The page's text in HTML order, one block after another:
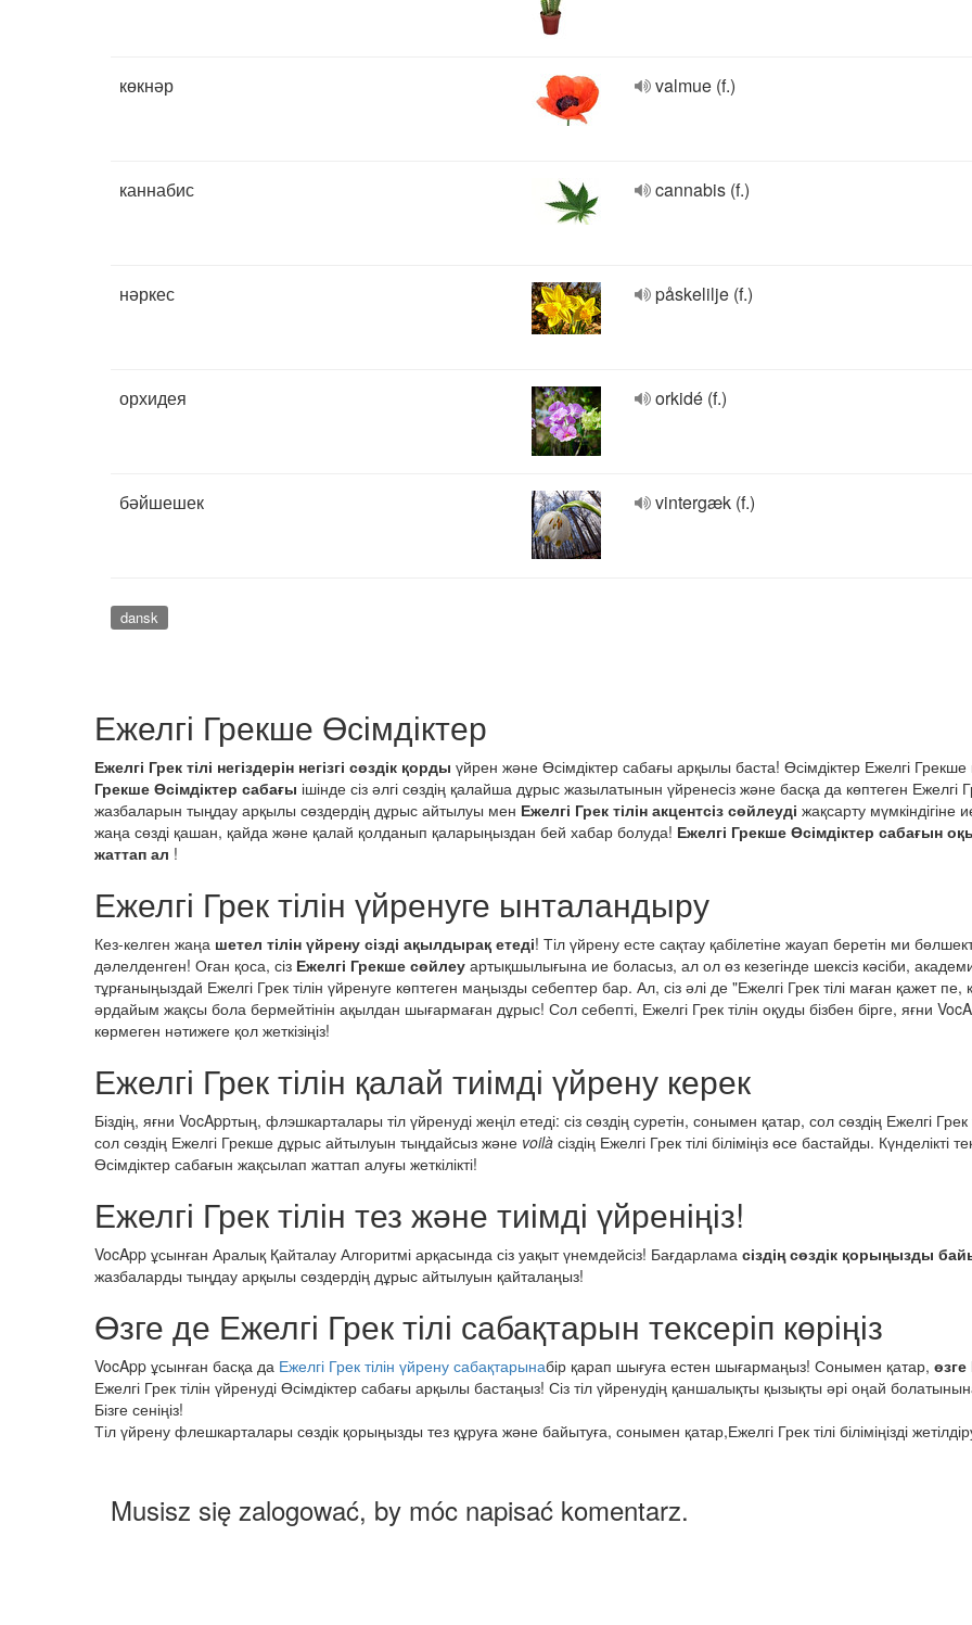
көкнәр valmue (f.)
каннабис cannabis (f.)
нәркес påskelilje (f.)
орхидея orkidé (f.)
бәйшешек vintergæk (f.)
dansk
Ежелгі Грекше Өсімдіктер
Ежелгі Грек тілі негіздерін негізгі сөздік қорды үйрен және Өсімдіктер сабағы арқылы баста! Өсімдіктер Ежелгі
Грекше Өсімдіктер сабағы ішінде сіз әлгі сөздің қалайша дұрыс жазылатынын үйренесіз және басқа да көптеген
жазбаларын тыңдау арқылы сөздердің дұрыс айтылуы мен Ежелгі Грек тілін акцентсіз сөйлеуді жақсарту мүмкіндігіне
жаңа сөзді қашан, қайда және қалай қолданып қаларыңыздан бей хабар болуда! Ежелгі Грекше Өсімдіктер сабағын
жаттап ал !
Ежелгі Грек тілін үйренуге ынталандыру
Кез-келген жаңа шетел тілін үйрену сізді ақылдырақ етеді! Тіл үйрену есте сақтау қабілетіне жауап беретін ми
дәлелденген! Оған қоса, сіз Ежелгі Грекше сөйлеу артықшылығына ие боласыз, ал ол өз кезегінде шексіз кәсіби,
тұрғаныңыздай Ежелгі Грек тілін үйренуге көптеген маңызды себептер бар. Ал, сіз әлі де "Ежелгі Грек тілі маған қажет
әрдайым жақсы бола бермейтінін ақылдан шығармаған дұрыс! Сол себепті, Ежелгі Грек тілін оқуды бізбен бірге, яғни
көрмеген нәтижеге қол жеткізіңіз!
Ежелгі Грек тілін қалай тиімді үйрену керек
Біздің, яғни VocAppтың, флэшкарталары тіл үйренуді жеңіл етеді: сіз сөздің суретін, сонымен қатар, сол сөздің Ежелгі
сол сөздің Ежелгі Грекше дұрыс айтылуын тыңдайсыз және voilà сіздің Ежелгі Грек тілі біліміңіз өсе бастайды.
Өсімдіктер сабағын жақсылап жаттап алуғы жеткілікті!
Ежелгі Грек тілін тез және тиімді үйреніңіз!
VocApp ұсынған Аралық Қайталау Алгоритмі арқасында сіз уақыт үнемдейсіз! Бағдарлама сіздің сөздік қорыңызды
жазбаларды тыңдау арқылы сөздердің дұрыс айтылуын қайталаңыз!
Өзге де Ежелгі Грек тілі сабақтарын тексеріп көріңіз
VocApp ұсынған басқа да Ежелгі Грек тілін үйрену сабақтарынабір қарап шығуға естен шығармаңыз! Сонымен қатар,
Ежелгі Грек тілін үйренуді Өсімдіктер сабағы арқылы бастаңыз! Сіз тіл үйренудің қаншалықты қызықты әрі оңай болатынына
Бізге сеніңіз!
Тіл үйрену флешкарталары сөздік қорыңызды тез құруға және байытуға, сонымен қатар,Ежелгі Грек тілі біліміңізді
Musisz się zalogować, by móc napisać komentarz.